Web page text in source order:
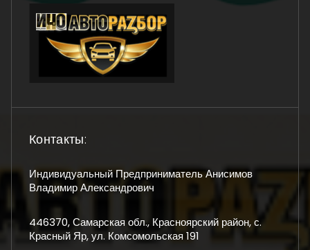
Контакты:
Индивидуальный Предприниматель Анисимов
Владимир Александрович
446370, Самарская обл., Красноярский район, с.
Красный Яр, ул. Комсомольская 191